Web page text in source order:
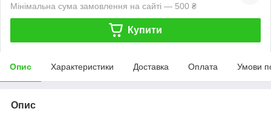
Мінімальна сума замовлення на сайті — 500 ₴
Купити
Опис Характеристики Доставка Оплата Умови
Опис